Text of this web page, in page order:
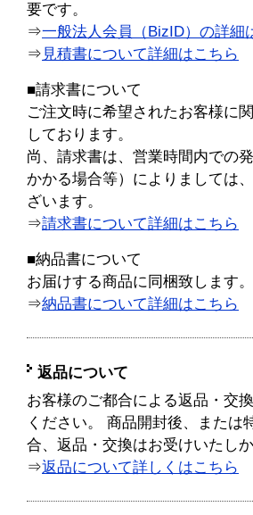
要です。
⇒一般法人会員（BizID）の詳細
⇒ 見積書について詳細はこちら
■請求書について
ご注文時に希望されたお客様に
しております。
尚、請求書は、営業時間内での
かかる場合等）によりましては
ざいます。
⇒請求書について詳細はこちら
■納品書について
お届けする商品に同梱致します。
⇒納品書について詳細はこちら
返品について
お客様のご都合による返品・交
ください。 商品開封後、または
合、返品・交換はお受けいたし
⇒返品について詳しくはこちら